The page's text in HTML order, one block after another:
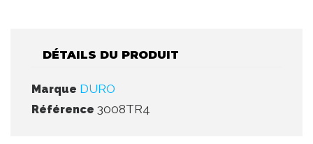
DÉTAILS DU PRODUIT
Marque DURO
Référence 3008TR4